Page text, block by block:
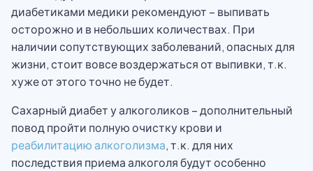
диабетиками медики рекомендуют – выпивать
осторожно и в небольших количествах. При
наличии сопутствующих заболеваний, опасных для
жизни, стоит вовсе воздержаться от выпивки, т.к.
хуже от этого точно не будет.
Сахарный диабет у алкоголиков – дополнительный
повод пройти полную очистку крови и
реабилитацию алкоголизма, т.к. для них
последствия приема алкоголя будут особенно